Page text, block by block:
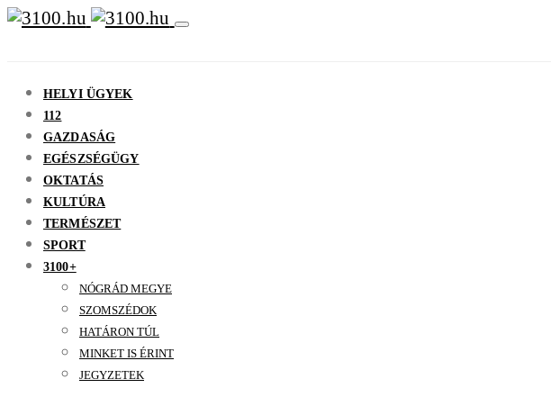
HELYI ÜGYEK
112
GAZDASÁG
EGÉSZSÉGÜGY
OKTATÁS
KULTÚRA
TERMÉSZET
SPORT
3100+
NÓGRÁD MEGYE
SZOMSZÉDOK
HATÁRON TÚL
MINKET IS ÉRINT
JEGYZETEK